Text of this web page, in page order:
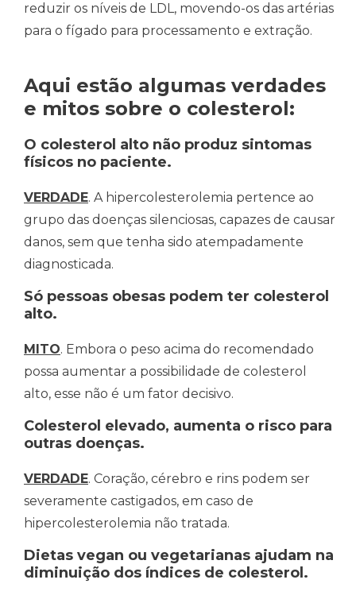
reduzir os níveis de LDL, movendo-os das artérias
para o fígado para processamento e extração.
Aqui estão algumas verdades
e mitos sobre o colesterol:
O colesterol alto não produz sintomas
físicos no paciente.
VERDADE. A hipercolesterolemia pertence ao
grupo das doenças silenciosas, capazes de causar
danos, sem que tenha sido atempadamente
diagnosticada.
Só pessoas obesas podem ter colesterol
alto.
MITO. Embora o peso acima do recomendado
possa aumentar a possibilidade de colesterol
alto, esse não é um fator decisivo.
Colesterol elevado, aumenta o risco para
outras doenças.
VERDADE. Coração, cérebro e rins podem ser
severamente castigados, em caso de
hipercolesterolemia não tratada.
Dietas vegan ou vegetarianas ajudam na
diminuição dos índices de colesterol.